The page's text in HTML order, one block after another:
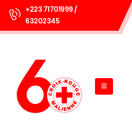
+223 71701999 /
63202345